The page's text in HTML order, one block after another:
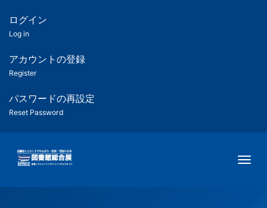
ツ
匿
名
ユ
ー
ー
用
メ
ログイン
Log in
アカウントの登録
Register
パスワードの再設定
Reset Password